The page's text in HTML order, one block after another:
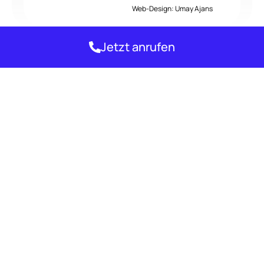
Web-Design:Umay Ajans
Jetzt anrufen